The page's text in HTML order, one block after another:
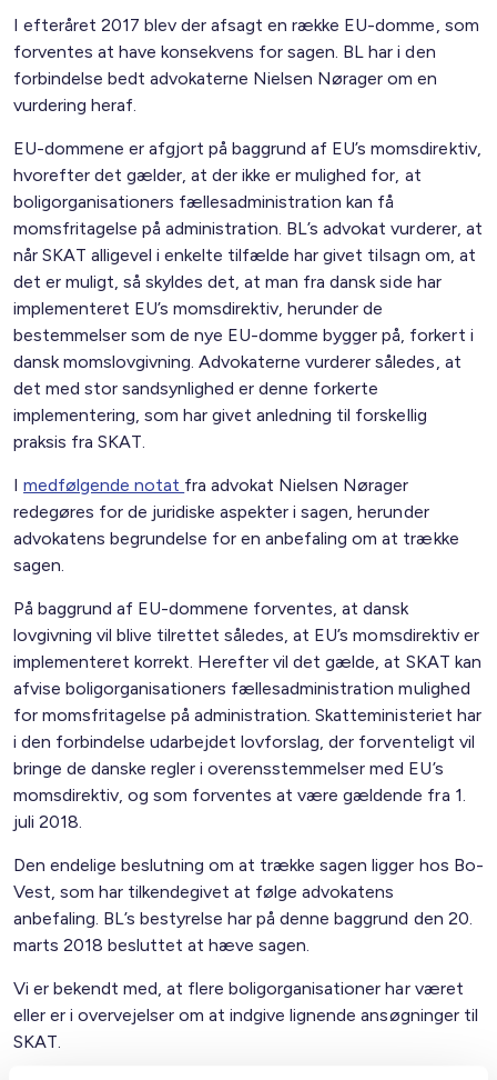
I efteråret 2017 blev der afsagt en række EU-domme, som
forventes at have konsekvens for sagen. BL har i den
forbindelse bedt advokaterne Nielsen Nørager om en
vurdering heraf.
EU-dommene er afgjort på baggrund af EU’s momsdirektiv,
hvorefter det gælder, at der ikke er mulighed for, at
boligorganisationers fællesadministration kan få
momsfritagelse på administration. BL’s advokat vurderer, at
når SKAT alligevel i enkelte tilfælde har givet tilsagn om, at
det er muligt, så skyldes det, at man fra dansk side har
implementeret EU’s momsdirektiv, herunder de
bestemmelser som de nye EU-domme bygger på, forkert i
dansk momslovgivning. Advokaterne vurderer således, at
det med stor sandsynlighed er denne forkerte
implementering, som har givet anledning til forskellig
praksis fra SKAT.
Imedfølgende notat fra advokat Nielsen Nørager
redegøres for de juridiske aspekter i sagen, herunder
advokatens begrundelse for en anbefaling om at trække
sagen.
På baggrund af EU-dommene forventes, at dansk
lovgivning vil blive tilrettet således, at EU’s momsdirektiv er
implementeret korrekt. Herefter vil det gælde, at SKAT kan
afvise boligorganisationers fællesadministration mulighed
for momsfritagelse på administration.Skatteministeriet har
i den forbindelse udarbejdet lovforslag, der forventeligt vil
bringe de danske regler i overensstemmelser med EU’s
momsdirektiv, og som forventes at være gældende fra 1.
juli 2018.
Den endelige beslutning om at trække sagen ligger hos Bo-
Vest, som har tilkendegivet at følge advokatens
anbefaling. BL’s bestyrelse har på denne baggrund den 20.
marts 2018 besluttet at hæve sagen.
Vi er bekendt med, at flere boligorganisationer har været
eller er i overvejelser om at indgive lignende ansøgninger til
SKAT.